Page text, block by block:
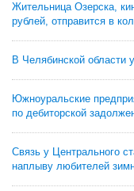
Жительница Озерска,
рублей, отправится в
В Челябинской области
Южноуральские
по дебиторской
Связь у Центрального
наплыву любителей